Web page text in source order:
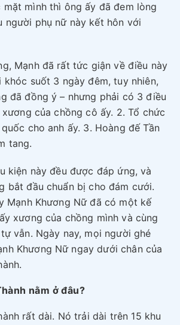
mình thì ông ấy đã đem lòng
người phụ nữ này kết hôn với
Mạnh đã rất tức giận về điều này
suốt 3 ngày đêm, tuy nhiên,
đã đồng ý – nhưng phải có 3 điều
xương của chồng cô ấy. 2. Tổ chức
cho anh ấy. 3. Hoàng đế Tần
tang.
kiện này đều được đáp ứng, và
bắt đầu chuẩn bị cho đám cưới.
Mạnh Khương Nữ đã có một kế
xương của chồng mình và cùng
vẫn. Ngày nay, mọi người ghé
Khương Nữ ngay dưới chân của
nằm ở đâu?
rất dài. Nó trải dài trên 15 khu